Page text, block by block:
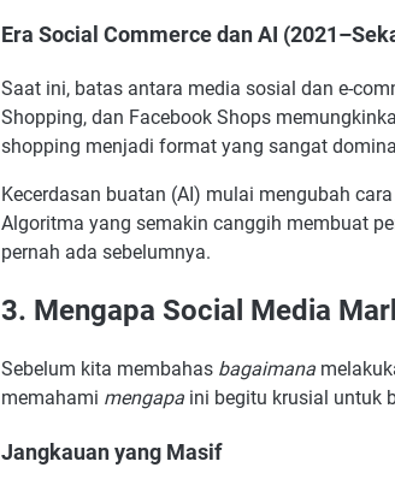
Era Social Commerce dan AI
Saat ini, batas antara media sosial dan e-
Shopping, dan Facebook Shops
shopping menjadi format yang sangat
Kecerdasan buatan (AI) mulai mengubah
Algoritma yang semakin canggih membuat
pernah ada sebelumnya.
3. Mengapa Social Media
Sebelum kita membahas bagaimana
memahami mengapa ini begitu krusial untuk
Jangkauan yang Masif